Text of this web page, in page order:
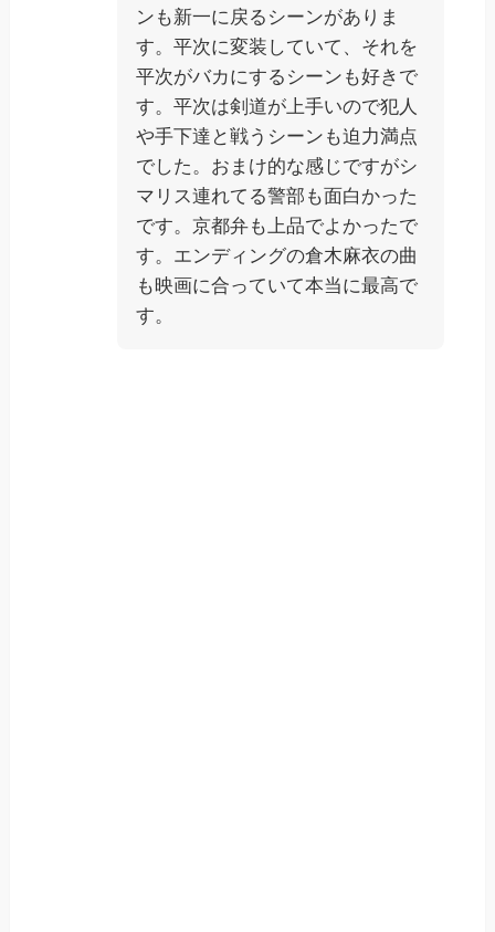
ンも新一に戻るシーンがありま
す。平次に変装していて、それを
平次がバカにするシーンも好きで
す。平次は剣道が上手いので犯人
や手下達と戦うシーンも迫力満点
でした。おまけ的な感じですがシ
マリス連れてる警部も面白かった
です。京都弁も上品でよかったで
す。エンディングの倉木麻衣の曲
も映画に合っていて本当に最高で
す。